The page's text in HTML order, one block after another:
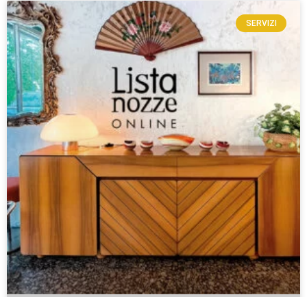
SERVIZI